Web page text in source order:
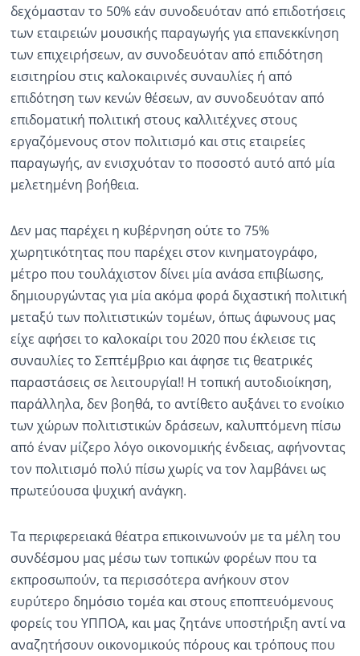
δεχόμασταν το 50% εάν συνοδευόταν από επιδοτήσεις
των εταιρειών μουσικής παραγωγής για επανεκκίνηση
των επιχειρήσεων, αν συνοδευόταν από επιδότηση
εισιτηρίου στις καλοκαιρινές συναυλίες ή από
επιδότηση των κενών θέσεων, αν συνοδευόταν από
επιδοματική πολιτική στους καλλιτέχνες στους
εργαζόμενους στον πολιτισμό και στις εταιρείες
παραγωγής, αν ενισχυόταν το ποσοστό αυτό από μία
μελετημένη βοήθεια.
Δεν μας παρέχει η κυβέρνηση ούτε το 75%
χωρητικότητας που παρέχει στον κινηματογράφο,
μέτρο που τουλάχιστον δίνει μία ανάσα επιβίωσης,
δημιουργώντας για μία ακόμα φορά διχαστική πολιτική
μεταξύ των πολιτιστικών τομέων, όπως άφωνους μας
είχε αφήσει το καλοκαίρι του 2020 που έκλεισε τις
συναυλίες το Σεπτέμβριο και άφησε τις θεατρικές
παραστάσεις σε λειτουργία!! Η τοπική αυτοδιοίκηση,
παράλληλα, δεν βοηθά, το αντίθετο αυξάνει το ενοίκιο
των χώρων πολιτιστικών δράσεων, καλυπτόμενη πίσω
από έναν μίζερο λόγο οικονομικής ένδειας, αφήνοντας
τον πολιτισμό πολύ πίσω χωρίς να τον λαμβάνει ως
πρωτεύουσα ψυχική ανάγκη.
Τα περιφερειακά θέατρα επικοινωνούν με τα μέλη του
συνδέσμου μας μέσω των τοπικών φορέων που τα
εκπροσωπούν, τα περισσότερα ανήκουν στον
ευρύτερο δημόσιο τομέα και στους εποπτευόμενους
φορείς του ΥΠΠΟΑ, και μας ζητάνε υποστήριξη αντί να
αναζητήσουν οικονομικούς πόρους και τρόπους που